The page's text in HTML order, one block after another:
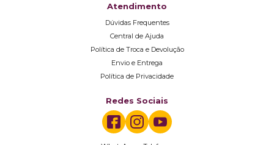
Atendimento
Dúvidas Frequentes
Central de Ajuda
Política de Troca e Devolução
Envio e Entrega
Política de Privacidade
Redes Sociais